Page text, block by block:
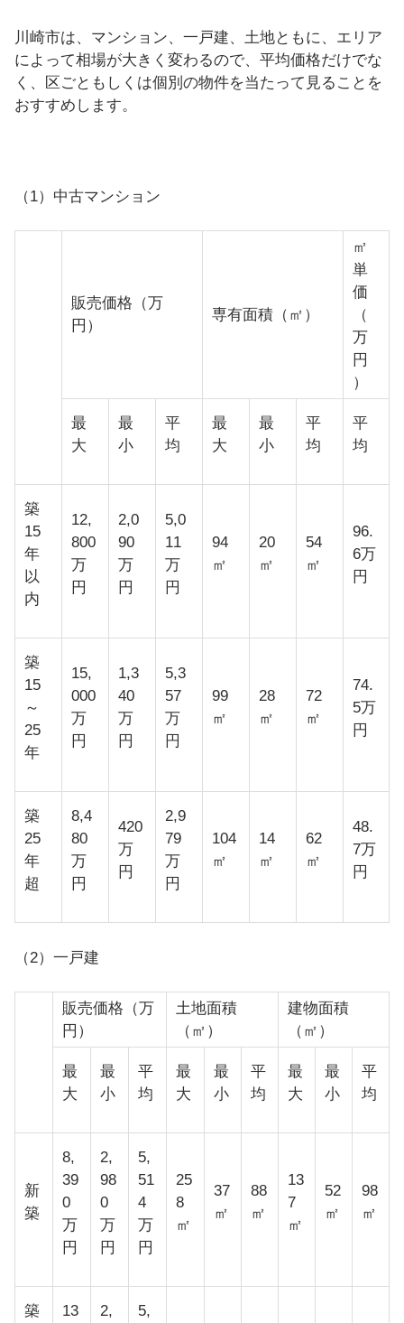
川崎市は、マンション、一戸建、土地ともに、エリア
によって相場が大きく変わるので、平均価格だけでな
く、区ごともしくは個別の物件を当たって見ることを
おすすめします。
（1）中古マンション
販売価格（万
円）
専有面積（㎡）
㎡
単
価
（
万
円
）
最
大
最
小
平
均
最
大
最
小
平
均
平
均
築
15
年
以
内
12,
800
万
円
2,0
90
万
円
5,0
11
万
円
94
㎡
20
㎡
54
㎡
96.
6万
円
築
15
～
25
年
15,
000
万
円
1,3
40
万
円
5,3
57
万
円
99
㎡
28
㎡
72
㎡
74.
5万
円
築
25
年
超
8,4
80
万
円
420
万
円
2,9
79
万
円
104
㎡
14
㎡
62
㎡
48.
7万
円
（2）一戸建
販売価格（万
円）
土地面積
（㎡）
建物面積
（㎡）
最
大
最
小
平
均
最
大
最
小
平
均
最
大
最
小
平
均
新
築
8,
39
0
万
円
2,
98
0
万
円
5,
51
4
万
円
25
8
㎡
37
㎡
88
㎡
13
7
㎡
52
㎡
98
㎡
築
13
2,
5,